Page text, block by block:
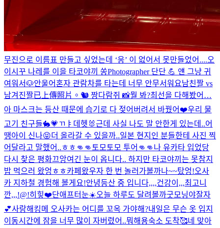
무진으로 이름표 만들고 싶었는데 ‘응’ 이 없어서 못만들었어....오
이시꾸 나레를 이을 타코야끼 쏭Photographer 단단 💪 얜 그냥 귀
여워서🐶안울어혼자 관람차를 타는데 너무 안무서워요남친짤 vs
남겨진짤已上傳照片。 🐿️ 짱다람쥐 📸뭘 봐?최선을 다해봤어…
아 마스크는 등산 때문에 습기로 다 젖어버려서 바꿨어❤️우리 물
고기 친구들🐇💗 ㄲㅑ 데헷🐰근데 사실 나도 말 안한게 있는데..어
땡아이 신나😝더 올라갈 수 있을까..일본 현지인 분들한테 사진 찍
어달라고 말했어..ㅎㅎ 👊👊토모토모 투어👊👊 나 유카타 입었당
다시 찾은 평화끄앙여긴 눈이 옵니다.. 하지만 타코야끼는 못참지
밥 먹으러 왔엉ㅎㅎ카페왔우자 한 번 놀러가볼까나~~탔엉!오사
카 지하철 경험해 볼게요!안녕등산 중 입니다,,,,건강이,,,최고니
깐,,,!@!히힣❤️단애프터눈☀️오늘 하루도 달려볼까굿모닝야잘자
💕사랑해 킹메 오사카는 어디를 꼬옥 가야해?내일은 무슨 옷 입지
이동시간에 잠을 너무 많이 자버렸어..뭐해용숙소 도착🥰네 맞아